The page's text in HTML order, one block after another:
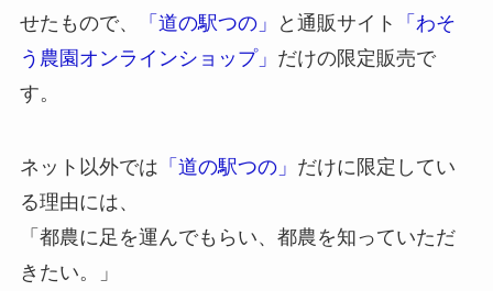
せたもので、
「道の駅つの」 と通販サイト
「わそ
う農園オンラインショップ」 だけの限定販売で
す。
ネット以外では 「道の駅つの」 だけに限定してい
る理由には、
「都農に足を運んでもらい、都農を知っていただ
きたい。」